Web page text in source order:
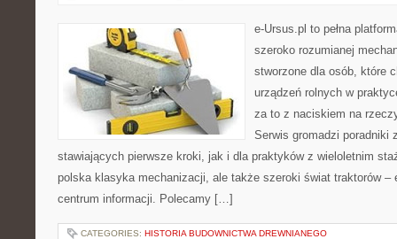
e-Ursus.pl to pełna
szeroko rozumianej
stworzone dla osób, które
urządzeń rolnych w
za to z naciskiem na
Serwis gromadzi poradniki
stawiających pierwsze kroki, jak i dla praktyków z wieloletnim
polska klasyka mechanizacji, ale także szeroki świat traktorów –
centrum informacji. Polecamy […]
CATEGORIES: HISTORIA BUDOWNICTWA DREWNIANEGO